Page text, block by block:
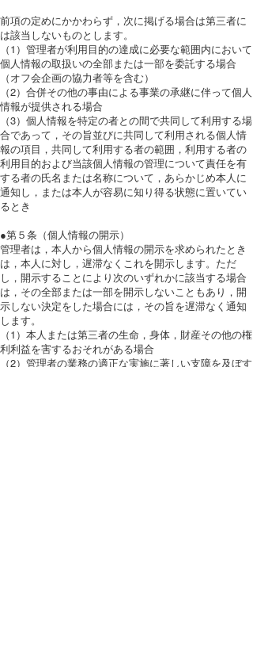
前項の定めにかかわらず，次に掲げる場合は第三者に
は該当しないものとします。
（1）管理者が利用目的の達成に必要な範囲内において
個人情報の取扱いの全部または一部を委託する場合
（オフ会企画の協力者等を含む）
（2）合併その他の事由による事業の承継に伴って個人
情報が提供される場合
（3）個人情報を特定の者との間で共同して利用する場
合であって，その旨並びに共同して利用される個人情
報の項目，共同して利用する者の範囲，利用する者の
利用目的および当該個人情報の管理について責任を有
する者の氏名または名称について，あらかじめ本人に
通知し，または本人が容易に知り得る状態に置いてい
るとき
●第５条（個人情報の開示）
管理者は，本人から個人情報の開示を求められたとき
は，本人に対し，遅滞なくこれを開示します。ただ
し，開示することにより次のいずれかに該当する場合
は，その全部または一部を開示しないこともあり，開
示しない決定をした場合には，その旨を遅滞なく通知
します。
（1）本人または第三者の生命，身体，財産その他の権
利利益を害するおそれがある場合
（2）管理者の業務の適正な実施に著しい支障を及ぼす